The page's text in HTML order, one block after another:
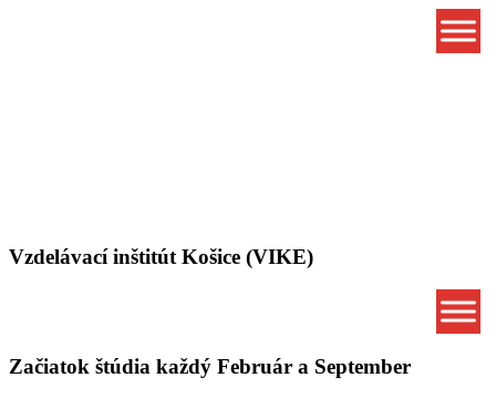
Vzdelávací inštitút Košice (VIKE)
Začiatok štúdia každý Február a September